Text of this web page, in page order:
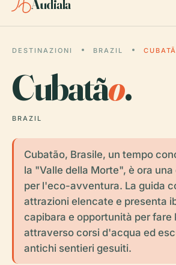
Audiala
DESTINAZIONI BRAZIL
Cubatão.
BRAZIL
Cubatão, Brasile, un tempo
la "Valle della Morte", è ora
per l'eco-avventura. La guida
attrazioni elencate e presenta
capibara e opportunità per fare
attraverso corsi d'acqua ed
antichi sentieri gesuiti.